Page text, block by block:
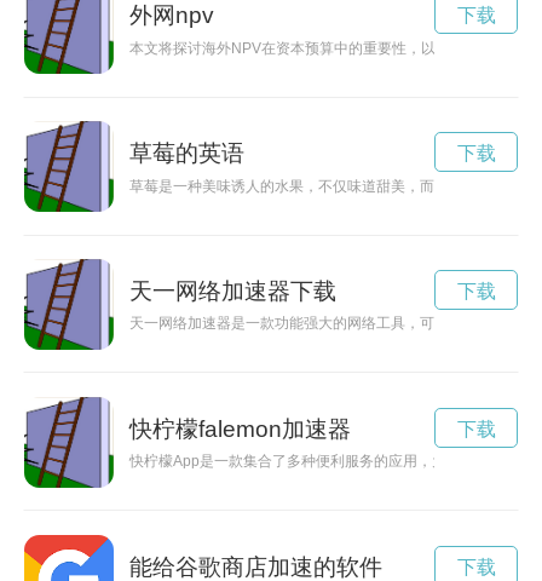
外网npv
本文将探讨海外NPV在资本预算中的重要性，以及在国际投资
下载
草莓的英语
草莓是一种美味诱人的水果，不仅味道甜美，而且富含营养，对
下载
天一网络加速器下载
天一网络加速器是一款功能强大的网络工具，可以帮助用户提
下载
快柠檬falemon加速器
快柠檬App是一款集合了多种便利服务的应用，为用户提供了
下载
能给谷歌商店加速的软件 下载